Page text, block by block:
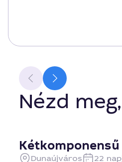
Nézd
Dunaújváros
22